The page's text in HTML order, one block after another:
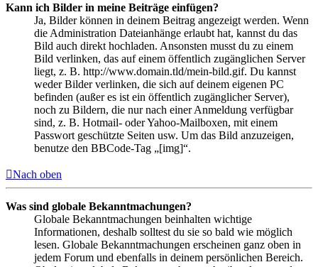
Kann ich Bilder in meine Beiträge einfügen?
Ja, Bilder können in deinem Beitrag angezeigt werden. Wenn
die Administration Dateianhänge erlaubt hat, kannst du das
Bild auch direkt hochladen. Ansonsten musst du zu einem
Bild verlinken, das auf einem öffentlich zugänglichen Server
liegt, z. B. http://www.domain.tld/mein-bild.gif. Du kannst
weder Bilder verlinken, die sich auf deinem eigenen PC
befinden (außer es ist ein öffentlich zugänglicher Server),
noch zu Bildern, die nur nach einer Anmeldung verfügbar
sind, z. B. Hotmail- oder Yahoo-Mailboxen, mit einem
Passwort geschützte Seiten usw. Um das Bild anzuzeigen,
benutze den BBCode-Tag „[img]“.
Nach oben
Was sind globale Bekanntmachungen?
Globale Bekanntmachungen beinhalten wichtige
Informationen, deshalb solltest du sie so bald wie möglich
lesen. Globale Bekanntmachungen erscheinen ganz oben in
jedem Forum und ebenfalls in deinem persönlichen Bereich.